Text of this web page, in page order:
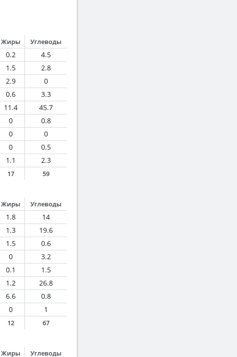
Жиры Углеводы
0.2
4.5
1.5
2.8
2.9
0
0.6
3.3
11.4
45.7
0
0.8
0
0
0
0.5
1.1
2.3
17 59
Жиры Углеводы
1.8
14
1.3
19.6
1.5
0.6
0
3.2
0.1
1.5
1.2
26.8
6.6
0.8
0
1
12 67
Жиры Углеводы